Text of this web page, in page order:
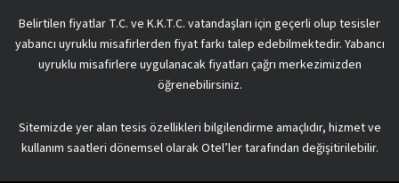
Belirtilen fiyatlar T.C. ve K.K.T.C. vatandaşları için geçerli olup tesisler
yabancı uyruklu misafirlerden fiyat farkı talep edebilmektedir. Yabancı
uyruklu misafirlere uygulanacak fiyatları çağrı merkezimizden
öğrenebilirsiniz.
Sitemizde yer alan tesis özellikleri bilgilendirme amaçlıdır, hizmet ve
kullanım saatleri dönemsel olarak Otel’ler tarafından değişitirilebilir.